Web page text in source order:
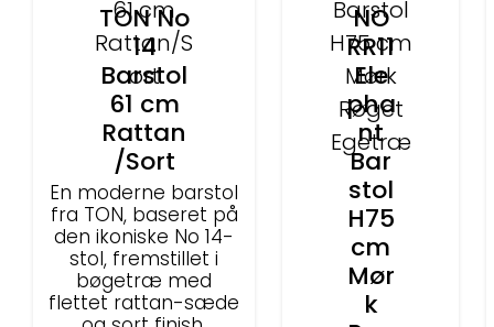
TON No
14
Barstol
61 cm
Rattan
/Sort
En moderne barstol
fra TON, baseret på
den ikoniske No 14-
stol, fremstillet i
bøgetræ med
flettet rattan-sæde
NO
RR11
Ele
pha
nt
Bar
stol
H75
cm
Mør
k